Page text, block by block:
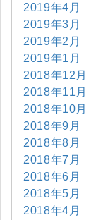
2019年4月
2019年3月
2019年2月
2019年1月
2018年12月
2018年11月
2018年10月
2018年9月
2018年8月
2018年7月
2018年6月
2018年5月
2018年4月